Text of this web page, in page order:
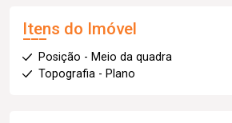
Itens do Imóvel
Posição - Meio da quadra
Topografia - Plano